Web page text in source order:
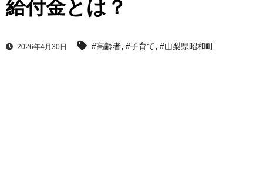
給付金とは？
2026年4月30日 #高齢者, #子育て, #山梨県昭和町